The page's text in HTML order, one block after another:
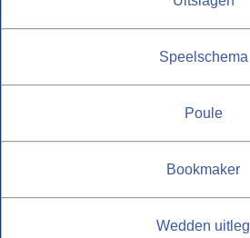
Speelschema
Poule
Bookmaker
Wedden uitleg